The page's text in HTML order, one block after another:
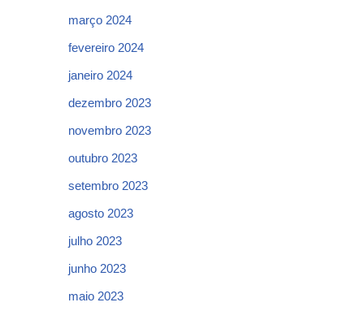
março 2024
fevereiro 2024
janeiro 2024
dezembro 2023
novembro 2023
outubro 2023
setembro 2023
agosto 2023
julho 2023
junho 2023
maio 2023